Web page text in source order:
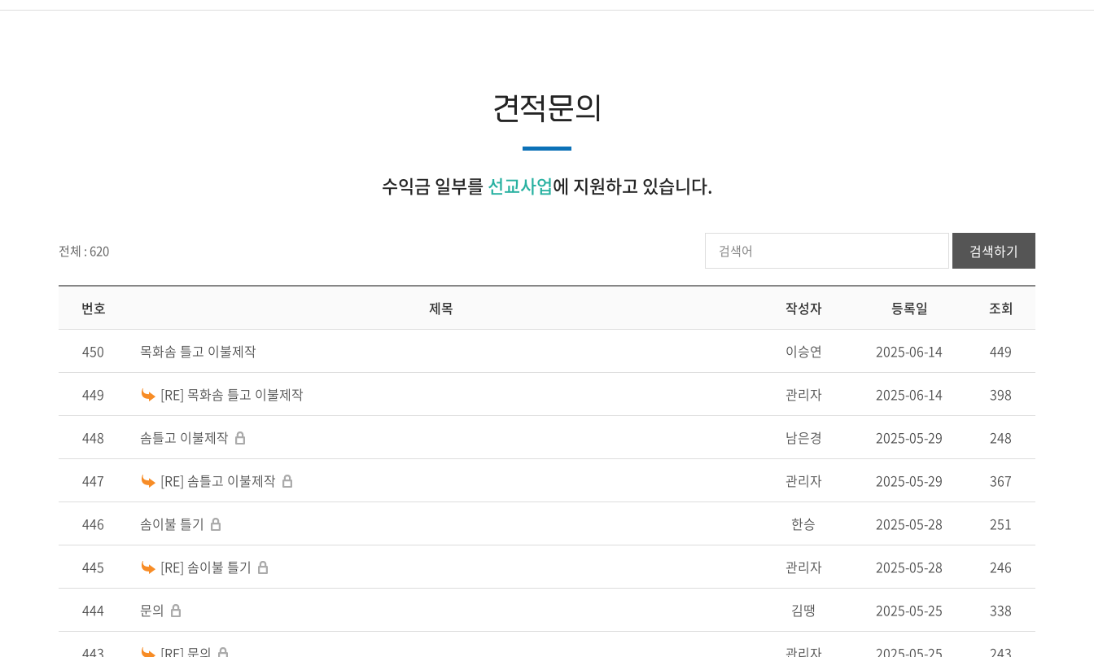
견적문의
수익금 일부를선교사업에 지원하고 있습니다.
전체 : 620 검색하기
번호 제목 작성자 등록일 조회
450 목화솜 틀고 이불제작 이승연 2025-06-14 449
449 [RE] 목화솜 틀고 이불제작 관리자 2025-06-14 398
448 솜틀고 이불제작 남은경 2025-05-29 248
447 [RE] 솜틀고 이불제작 관리자 2025-05-29 367
446 솜이불 틀기 한승 2025-05-28 251
445 [RE] 솜이불 틀기 관리자 2025-05-28 246
444 문의 김땡 2025-05-25 338
443 [RE] 문의 관리자 2025-05-25 243